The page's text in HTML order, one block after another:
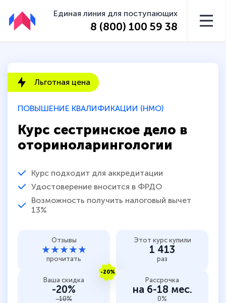
Единая линия для поступающих
8 (800) 100 59 38
ПОВЫШЕНИЕ КВАЛИФИКАЦИИ (НМО)
Курс сестринское дело в
оториноларингологии
Курс подходит для аккредитации
Удостоверение вносится в ФРДО
Возможность получить налоговый вычет
13%
Льготная цена
Отзывы
★★★★★
прочитать
Этот курс купили
1 413
раз
-20%
Ваша скидка
-20%
-10%
Рассрочка
на 6-18 мес.
0%